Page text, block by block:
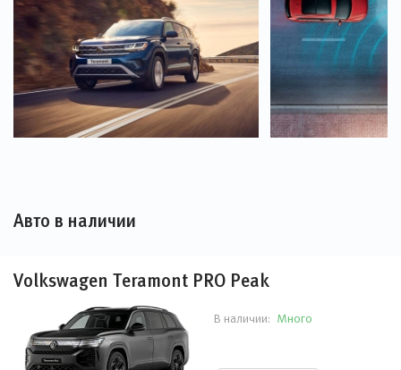
Авто в наличии
Volkswagen Teramont PRO Peak
В наличии: Много